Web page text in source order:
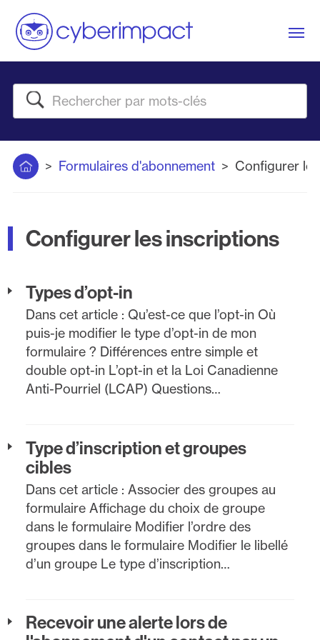
Rechercher
Accueil Formulaires d'abonnement Configurer
Configurer les inscriptions
Types d’opt-in
Dans cet article : Qu’est-ce que l’opt-in Où
puis-je modifier le type d’opt-in de mon
formulaire ? Différences entre simple et
double opt-in L’opt-in et la Loi Canadienne
Anti-Pourriel (LCAP) Questions…
Type d’inscription et groupes
cibles
Dans cet article : Associer des groupes au
formulaire Affichage du choix de groupe
dans le formulaire Modifier l’ordre des
groupes dans le formulaire Modifier le libellé
d’un groupe Le type d’inscription…
Recevoir une alerte lors de